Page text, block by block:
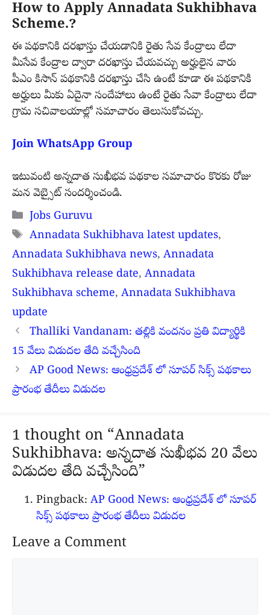
How to Apply Annadata Sukhibhava
Scheme.?
ఈ పథకానికి దరఖాస్తు చేయడానికి రైతు సేవ కేంద్రాలు లేదా
మీసేవ కేంద్రాల ద్వారా దరఖాస్తు చేయవచ్చు అర్హులైన వారు
పీఎం కిసాన్ పథకానికి దరఖాస్తు చేసి ఉంటే కూడా ఈ పథకానికి
అర్హులు మీకు ఏదైనా సందేహాలు ఉంటే రైతు సేవా కేంద్రాలు లేదా
గ్రామ సచివాలయాల్లో సమాచారం తెలుసుకోవచ్చు.
Join WhatsApp Group
ఇటువంటి అన్నదాత సుఖీభవ పథకాల సమాచారం కొరకు రోజు
మన వెబ్సైట్ సందర్శించండి.
Categories
Jobs Guruvu
Tags
Annadata Sukhibhava latest updates,
Annadata Sukhibhava news, Annadata
Sukhibhava release date, Annadata
Sukhibhava scheme, Annadata Sukhibhava
update
Thalliki Vandanam: తల్లికి వందనం ప్రతి విద్యార్థికి
15 వేలు విడుదల తేది వచ్చేసింది
AP Good News: ఆంధ్రప్రదేశ్ లో సూపర్ సిక్స్ పథకాలు
ప్రారంభ తేదీలు విడుదల
1 thought on “Annadata
Sukhibhava: అన్నదాత సుఖీభవ 20 వేలు
విడుదల తేది వచ్చేసింది”
Pingback: AP Good News: ఆంధ్రప్రదేశ్ లో సూపర్
సిక్స్ పథకాలు ప్రారంభ తేదీలు విడుదల
Leave a Comment